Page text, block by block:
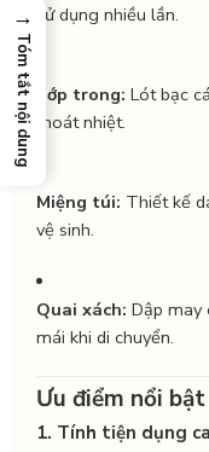
sử dụng nhiều lần.
Lớp trong: Lót bạc
thoát nhiệt.
Miệng túi: Thiết kế
vệ sinh.
Quai xách: Dập may
mái khi di chuyển.
Ưu điểm nổi bật
1. Tính tiện dụng
→
Tóm tắt nội dung